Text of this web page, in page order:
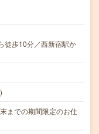
徒歩10分／西新宿駅か
までの期間限定のお仕